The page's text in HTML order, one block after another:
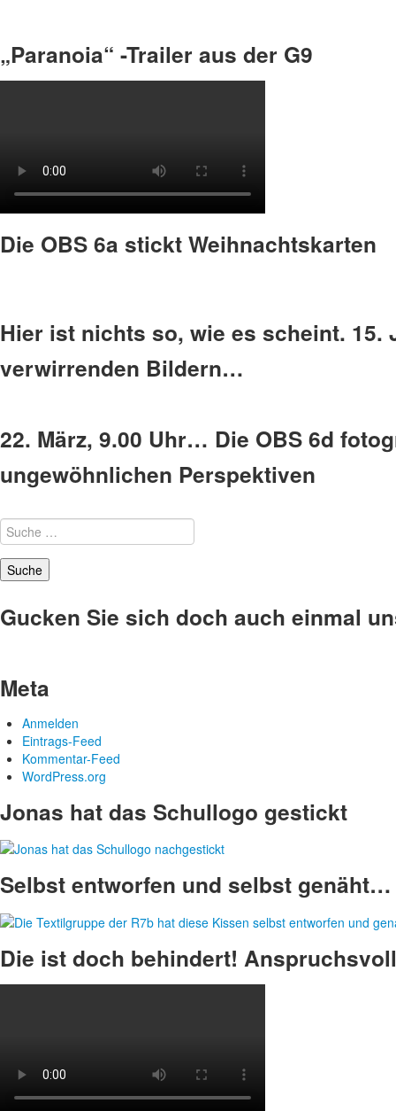
„Paranoia“ -Trailer aus der G9
Die OBS 6a stickt Weihnachtskarten
Hier ist nichts so, wie es scheint. 15.
verwirrenden Bildern…
22. März, 9.00 Uhr… Die OBS 6d
ungewöhnlichen Perspektiven
Suche
nach:
Gucken Sie sich doch auch einmal
Meta
Anmelden
Eintrags-Feed
Kommentar-Feed
WordPress.org
Jonas hat das Schullogo gestickt
Selbst entworfen und selbst
Die ist doch behindert!